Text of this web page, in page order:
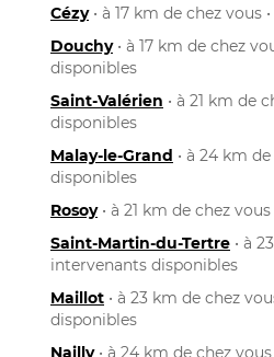
Cézy• à 17 km de chez vous
Douchy• à 17 km de chez
disponibles
Saint-Valérien • à 21 km de
disponibles
Malay-le-Grand • à 24 km
disponibles
Rosoy• à 21 km de chez
Saint-Martin-du-Tertre • à
intervenants disponibles
Maillot • à 23 km de chez
disponibles
Nailly• à 24 km de chez